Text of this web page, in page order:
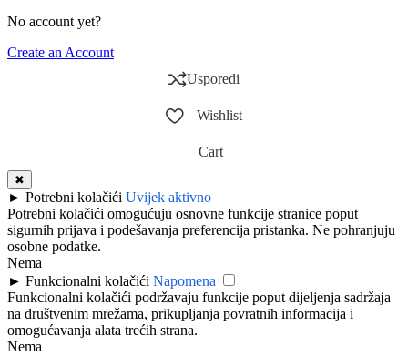
No account yet?
Create an Account
Usporedi
Wishlist
Cart
✖
► Potrebni kolačići Uvijek aktivno
Potrebni kolačići omogućuju osnovne funkcije stranice poput
sigurnih prijava i podešavanja preferencija pristanka. Ne pohranjuju
osobne podatke.
Nema
► Funkcionalni kolačići Napomena
Funkcionalni kolačići podržavaju funkcije poput dijeljenja sadržaja
na društvenim mrežama, prikupljanja povratnih informacija i
omogućavanja alata trećih strana.
Nema